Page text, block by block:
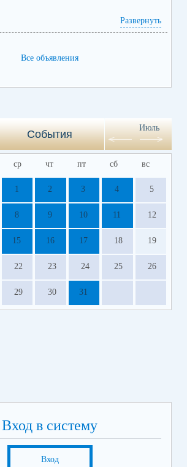
Развернуть
Все объявления
События
Июль
ср чт пт сб вс
1 2 3 4 5
8 9 10 11 12
15 16 17 18 19
22 23 24 25 26
29 30 31
Вход в систему
Вход